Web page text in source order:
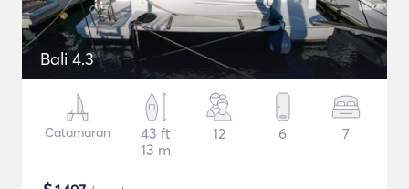
Bali 4.3
Catamaran
43 ft
13 m
12 6 7